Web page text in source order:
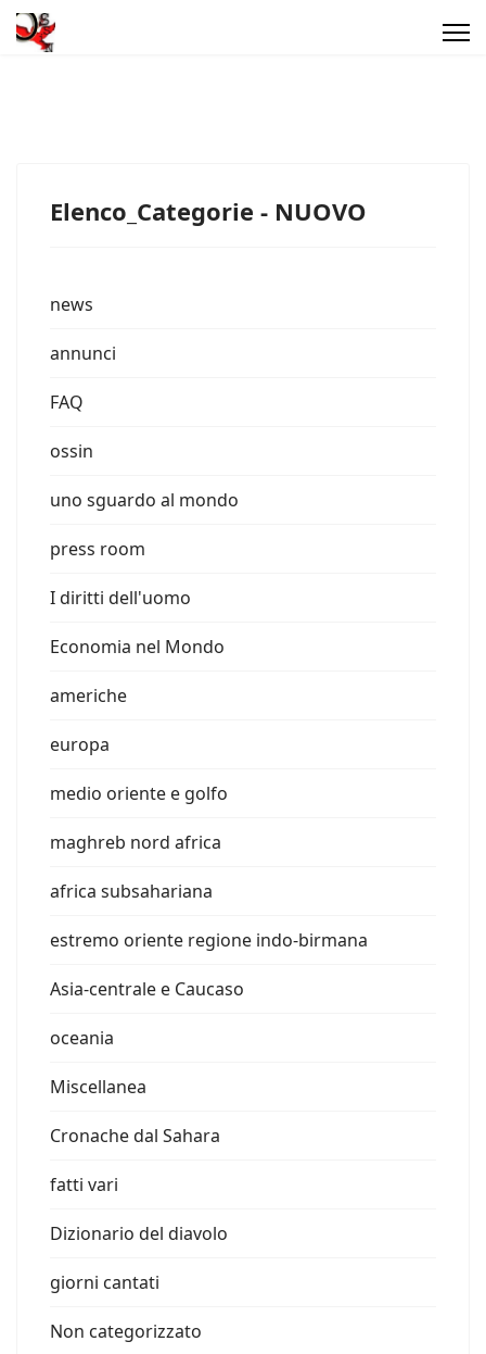
Elenco_Categorie - NUOVO
news
annunci
FAQ
ossin
uno sguardo al mondo
press room
I diritti dell'uomo
Economia nel Mondo
americhe
europa
medio oriente e golfo
maghreb nord africa
africa subsahariana
estremo oriente regione indo-birmana
Asia-centrale e Caucaso
oceania
Miscellanea
Cronache dal Sahara
fatti vari
Dizionario del diavolo
giorni cantati
Non categorizzato